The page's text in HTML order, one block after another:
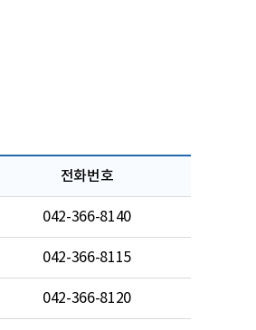
전화번호
042-366-8140
042-366-8115
042-366-8120